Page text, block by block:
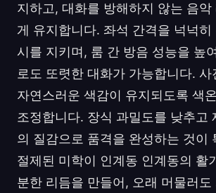
지하고, 대화를 방해하지 않는 음악
게 유지합니다. 좌석 간격을 넉넉히
시를 지키며, 룸 간 방음 성능을 높
로도 또렷한 대화가 가능합니다. 사
자연스러운 색감이 유지되도록 색
조정합니다. 장식 과밀도를 낮추고
의 질감으로 품격을 완성하는 것이
절제된 미학이 인계동 인계동의 활
분한 리듬을 만들어, 오래 머물러도